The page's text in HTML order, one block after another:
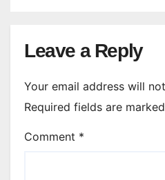
Leave a Reply
Your email address will
Required fields are marked
Comment *